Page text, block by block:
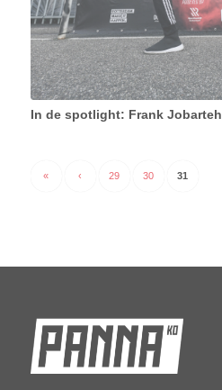
In de spotlight: Frank Jobarteh
« ‹ 29 30 31